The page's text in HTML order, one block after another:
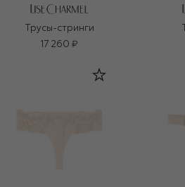
Трусы-стринги
17 260 ₽